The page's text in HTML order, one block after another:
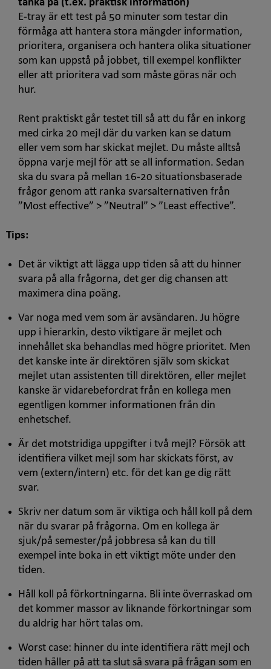
tänka på (t.ex. praktisk information)
E-tray är ett test på 50 minuter som testar din
förmåga att hantera stora mängder information,
prioritera, organisera och hantera olika situationer
som kan uppstå på jobbet, till exempel konflikter
eller att prioritera vad som måste göras när och
hur.
Rent praktiskt går testet till så att du får en inkorg
med cirka 20 mejl där du varken kan se datum
eller vem som har skickat mejlet. Du måste alltså
öppna varje mejl för att se all information. Sedan
ska du svara på mellan 16-20 situationsbaserade
frågor genom att ranka svarsalternativen från
”Most effective” > ”Neutral” > ”Least effective”.
Tips:
Det är viktigt att lägga upp tiden så att du hinner
svara på alla frågorna, det ger dig chansen att
maximera dina poäng.
Var noga med vem som är avsändaren. Ju högre
upp i hierarkin, desto viktigare är mejlet och
innehållet ska behandlas med högre prioritet. Men
det kanske inte är direktören själv som skickat
mejlet utan assistenten till direktören, eller mejlet
kanske är vidarebefordrat från en kollega men
egentligen kommer informationen från din
enhetschef.
Är det motstridiga uppgifter i två mejl? Försök att
identifiera vilket mejl som har skickats först, av
vem (extern/intern) etc. för det kan ge dig rätt
svar.
Skriv ner datum som är viktiga och håll koll på dem
när du svarar på frågorna. Om en kollega är
sjuk/på semester/på jobbresa så kan du till
exempel inte boka in ett viktigt möte under den
tiden.
Håll koll på förkortningarna. Bli inte överraskad om
det kommer massor av liknande förkortningar som
du aldrig har hört talas om.
Worst case: hinner du inte identifiera rätt mejl och
tiden håller på att ta slut så svara på frågan som en